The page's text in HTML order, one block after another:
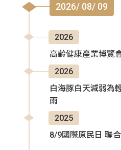
2026/ 08/ 09
2026
高齡健康產業博覽
2026
白海豚白天減弱為
雨
2025
8/9國際原民日 聯